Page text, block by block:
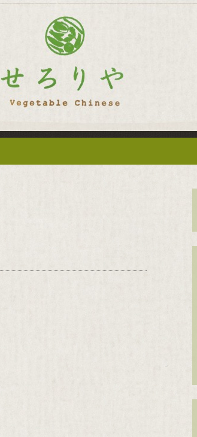
た創作中
」のブログ